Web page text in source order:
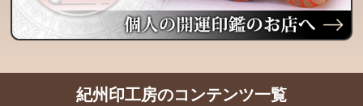
紀州印工房のコンテンツ一覧